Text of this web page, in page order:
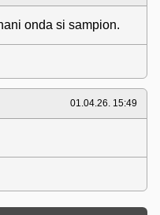
onda si sampion.
01.04.26. 15:49